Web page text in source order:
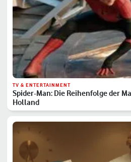
TV & ENTERTAINMENT
Spider-Man: Die Reihenfolge der
Holland